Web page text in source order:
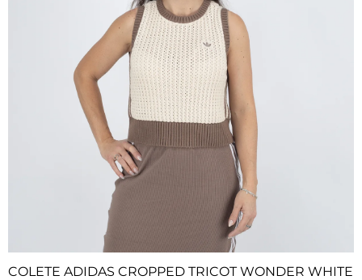
COLETE ADIDAS CROPPED TRICOT WONDER WHITE